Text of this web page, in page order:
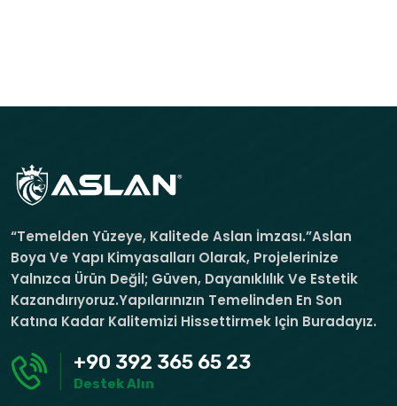
“Temelden Yüzeye, Kalitede Aslan İmzası.”Aslan
Boya Ve Yapı Kimyasalları Olarak, Projelerinize
Yalnızca Ürün Değil; Güven, Dayanıklılık Ve Estetik
Kazandırıyoruz.Yapılarınızın Temelinden En Son
Katına Kadar Kalitemizi Hissettirmek Için Buradayız.
+90 392 365 65 23
Destek Alın